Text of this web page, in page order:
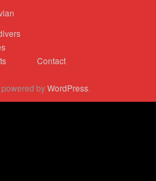
Contact
powered byWordPress.